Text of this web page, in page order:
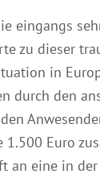
eingangs
zu dieser
in
durch den
1.500 Euro
an eine in